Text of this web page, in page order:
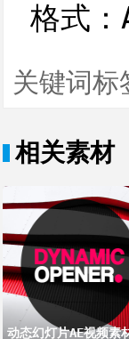
格式：
关键词标
相关素材
动态幻灯片AE视频素